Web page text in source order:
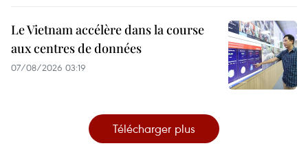
Le Vietnam accélère dans la course
aux centres de données
07/08/2026 03:19
Télécharger plus